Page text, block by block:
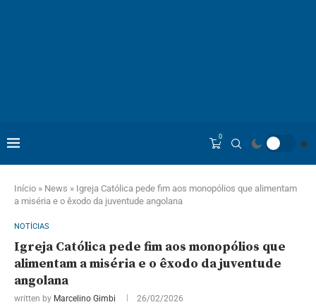
0
Início » News » Igreja Católica pede fim aos monopólios que alimentam
a miséria e o êxodo da juventude angolana
NOTÍCIAS
Igreja Católica pede fim aos monopólios que
alimentam a miséria e o êxodo da juventude
angolana
written by Marcelino Gimbi 26/02/2026